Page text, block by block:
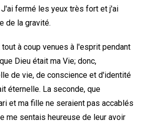
fermé les yeux très fort et j'ai
de la gravité.
à coup venues à l'esprit pendant
Dieu était ma Vie; donc,
de vie, de conscience et d'identité
éternelle. La seconde, que
et ma fille ne seraient pas accablés
me sentais heureuse de leur avoir